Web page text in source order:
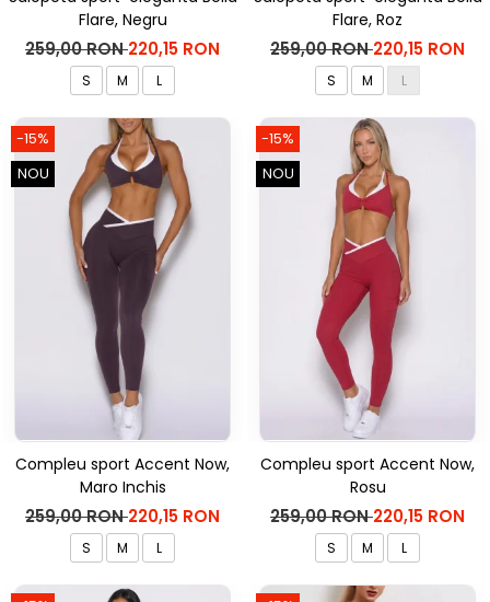
Flare, Negru
259,00 RON220,15 RON
S M L
Flare, Roz
259,00 RON220,15 RON
S M L
-15%
NOU
Compleu sport Accent Now,
Maro Inchis
259,00 RON220,15 RON
S M L
-15%
NOU
Compleu sport Accent Now,
Rosu
259,00 RON220,15 RON
S M L